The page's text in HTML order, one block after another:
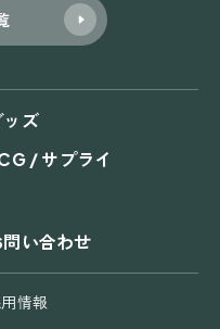
ッズ
/ サプライ
い合わせ
情報